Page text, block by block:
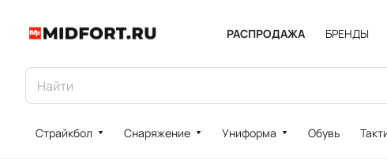
РАСПРОДАЖА БРЕНДЫ
Страйкбол Снаряжение Униформа Обувь